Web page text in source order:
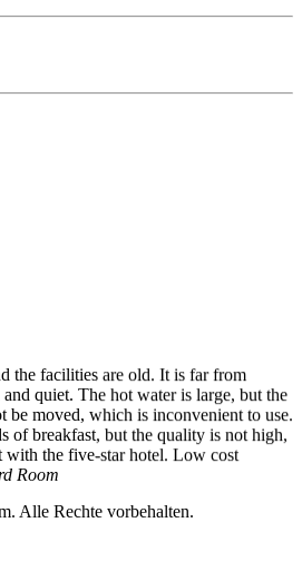
the facilities are old. It is far from
quiet. The hot water is large, but the
be moved, which is inconvenient to use.
of breakfast, but the quality is not high,
with the five-star hotel. Low cost
Room
Alle Rechte vorbehalten.